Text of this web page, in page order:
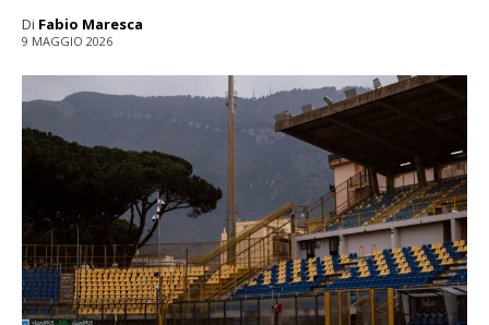
Di Fabio Maresca
9 MAGGIO 2026